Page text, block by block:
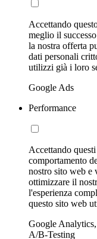
Accettando
meglio il
la nostra offerta
dati personali
utilizzi già i loro
Google Ads
Performance
Accettando
comportamento
nostro sito web e
ottimizzare il
l'esperienza
questo sito web
Google
A/B-Testing